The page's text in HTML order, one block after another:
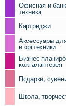
Офисная и
техника
Картриджи
Аксессуары
и оргтехники
Бизнес-
кожгалантерея
Подарки,
Школа,